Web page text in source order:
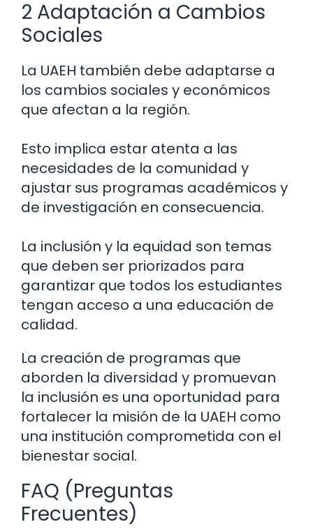
2 Adaptación a Cambios
Sociales
La UAEH también debe adaptarse a
los cambios sociales y económicos
que afectan a la región.
Esto implica estar atenta a las
necesidades de la comunidad y
ajustar sus programas académicos y
de investigación en consecuencia.
La inclusión y la equidad son temas
que deben ser priorizados para
garantizar que todos los estudiantes
tengan acceso a una educación de
calidad.
La creación de programas que
aborden la diversidad y promuevan
la inclusión es una oportunidad para
fortalecer la misión de la UAEH como
una institución comprometida con el
bienestar social.
FAQ (Preguntas
Frecuentes)